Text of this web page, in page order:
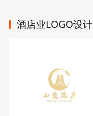
酒店业LOGO设计